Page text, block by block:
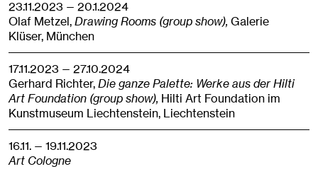
23.11.2023 — 20.1.2024
Olaf Metzel,Drawing Rooms (group show), Galerie
Klüser, München
17.11.2023 — 27.10.2024
Gerhard Richter,Die ganze Palette: Werke aus der Hilti
Art Foundation (group show), Hilti Art Foundation im
Kunstmuseum Liechtenstein, Liechtenstein
16.11. — 19.11.2023
Art Cologne